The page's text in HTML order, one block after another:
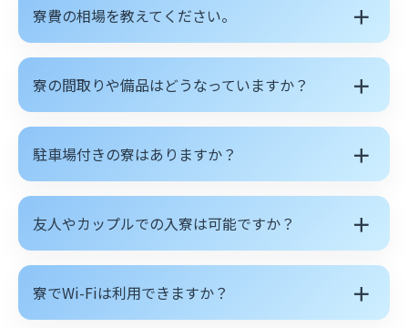
寮費の相場を教えてください。 ＋
寮の間取りや備品はどうなっていますか？ ＋
駐車場付きの寮はありますか？ ＋
友人やカップルでの入寮は可能ですか？ ＋
寮でWi-Fiは利用できますか？ ＋